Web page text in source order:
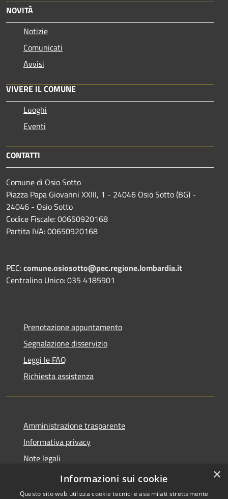
NOVITÀ
Notizie
Comunicati
Avvisi
VIVERE IL COMUNE
Luoghi
Eventi
CONTATTI
Comune di Osio Sotto
Piazza Papa Giovanni XXIII, 1 - 24046 Osio Sotto (BG) -
24046 - Osio Sotto
Codice Fiscale: 00650920168
Partita IVA: 00650920168
PEC:comune.osiosotto@pec.regione.lombardia.it
Centralino Unico: 035 4185901
Prenotazione appuntamento
Segnalazione disservizio
Leggi le FAQ
Richiesta assistenza
Amministrazione trasparente
Informativa privacy
Note legali
Dichiarazione di accessibilità 2025
×
Informazioni sui cookie
Questo sito web utilizza cookie tecnici e assimilati strettamente